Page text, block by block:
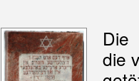
Die
die